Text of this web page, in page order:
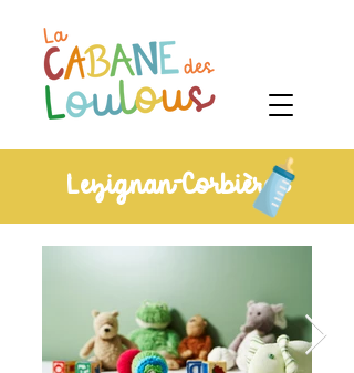
Lezignan-Corbières